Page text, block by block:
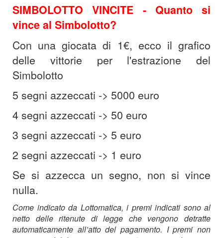
SIMBOLOTTO VINCITE - Quanto si
vince al Simbolotto?
Con una giocata di 1€, ecco il grafico
delle vittorie per l'estrazione del
Simbolotto
5 segni azzeccati -> 5000 euro
4 segni azzeccati -> 50 euro
3 segni azzeccati -> 5 euro
2 segni azzeccati -> 1 euro
Se si azzecca un segno, non si vince
nulla.
Come indicato da Lottomatica, i premi indicati sono al
netto delle ritenute di legge che vengono detratte
automaticamente all’atto del pagamento. I premi non